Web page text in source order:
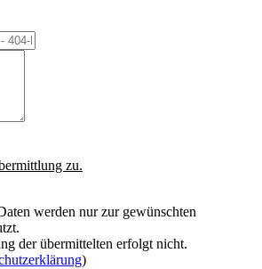
zu.
werden nur zur gewünschten
der übermittelten erfolgt nicht.
)